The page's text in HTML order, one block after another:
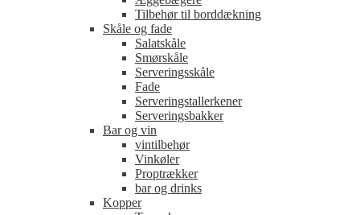
Tilbehør til borddækning
Skåle og fade
Salatskåle
Smørskåle
Serveringsskåle
Fade
Serveringstallerkener
Serveringsbakker
Bar og vin
vintilbehør
Vinkøler
Proptrækker
bar og drinks
Kopper